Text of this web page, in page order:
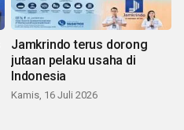
Jamkrindo terus dorong
jutaan pelaku usaha di
Indonesia
Kamis, 16 Juli 2026